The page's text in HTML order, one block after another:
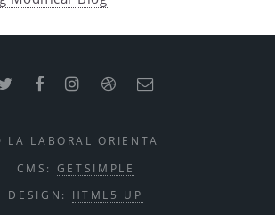
LA LABORAL ORIENTA
CMS: GETSIMPLE
DESIGN: HTML5 UP